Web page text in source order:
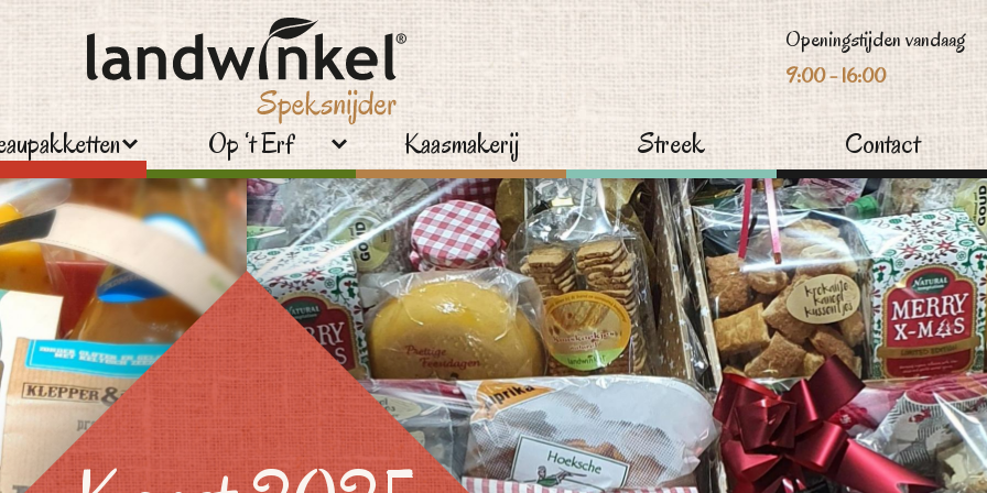
Op ‘t Erf Kaasmakerij Streek Contact
Openingstijden vandaag
9:00 - 16:00